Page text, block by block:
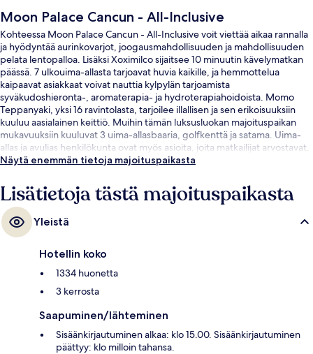
Moon Palace Cancun - All-Inclusive
Kohteessa Moon Palace Cancun - All-Inclusive voit viettää aikaa rannalla
ja hyödyntää aurinkovarjot, joogausmahdollisuuden ja mahdollisuuden
pelata lentopalloa. Lisäksi Xoximilco sijaitsee 10 minuutin kävelymatkan
päässä. 7 ulkouima-allasta tarjoavat huvia kaikille, ja hemmottelua
kaipaavat asiakkaat voivat nauttia kylpylän tarjoamista
syväkudoshieronta-, aromaterapia- ja hydroterapiahoidoista. Momo
Teppanyaki, yksi 16 ravintolasta, tarjoilee illallisen ja sen erikoisuuksiin
kuuluu aasialainen keittiö. Muihin tämän luksusluokan majoituspaikan
mukavuuksiin kuuluvat 3 uima-allasbaaria, golfkenttä ja satama. Uima-
allas ja avulias henkilökunta ovat myös asioita, joita matkailijat arvostavat.
Näytä enemmän tietoja majoituspaikasta
Lisätietoja tästä majoituspaikasta
Yleistä
Hotellin koko
1334 huonetta
3 kerrosta
Saapuminen/lähteminen
Sisäänkirjautuminen alkaa: klo 15.00. Sisäänkirjautuminen
päättyy: klo milloin tahansa.